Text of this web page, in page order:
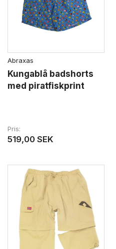
Abraxas
Kungablå badshorts
med piratfiskprint
Pris
519,00 SEK